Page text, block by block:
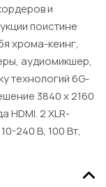
и
поистине
хрома-кеинг,
аудиомикшер,
технологий 6G-
3840 x 2160
HDMI. 2 XLR-
240 В, 100 Вт,